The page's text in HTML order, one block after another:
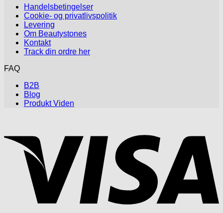
Handelsbetingelser
Cookie- og privatlivspolitik
Levering
Om Beautystones
Kontakt
Track din ordre her
FAQ
B2B
Blog
Produkt Viden